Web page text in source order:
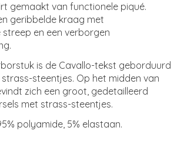
gemaakt van functionele piqué.
geribbelde kraag met
en een verborgen
is de Cavallo-tekst geborduurd
steentjes. Op het midden van
zich een groot, gedetailleerd
met strass-steentjes.
polyamide, 5% elastaan.